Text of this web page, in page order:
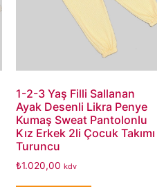
1-2-3 Yaş Filli Sallanan
Ayak Desenli Likra Penye
Kumaş Sweat Pantolonlu
Kız Erkek 2li Çocuk Takımı
Turuncu
₺1.020,00 kdv